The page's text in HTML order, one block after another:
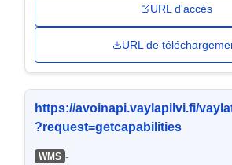
URL d'accès
URL de
https://avoinapi.vaylapilvi.fi/
?request=getcapabilities
WMS -